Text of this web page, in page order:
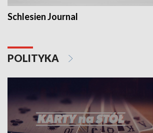
Schlesien Journal
POLITYKA